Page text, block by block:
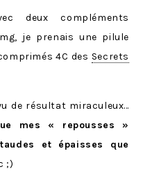
deux compléments
je prenais une pilule
4C des Secrets
de résultat miraculeux…
mes « repousses »
et épaisses que
;)